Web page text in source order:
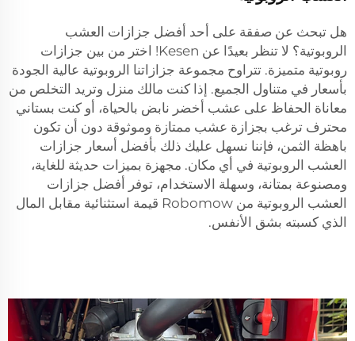
هل تبحث عن صفقة على أحد أفضل جزازات العشب
الروبوتية؟ لا تنظر بعيدًا عن Kesen! اختر من بين جزازات
روبوتية متميزة. تتراوح مجموعة جزازاتنا الروبوتية عالية الجودة
بأسعار في متناول الجميع. إذا كنت مالك منزل وتريد التخلص من
معاناة الحفاظ على عشب أخضر نابض بالحياة، أو كنت بستاني
محترف ترغب بجزازة عشب ممتازة وموثوقة دون أن تكون
باهظة الثمن، فإننا نسهل عليك ذلك بأفضل أسعار جزازات
العشب الروبوتية في أي مكان. مجهزة بميزات حديثة للغاية،
ومصنوعة بمتانة، وسهلة الاستخدام، توفر أفضل جزازات
العشب الروبوتية من Robomow قيمة استثنائية مقابل المال
الذي كسبته بشق الأنفس.